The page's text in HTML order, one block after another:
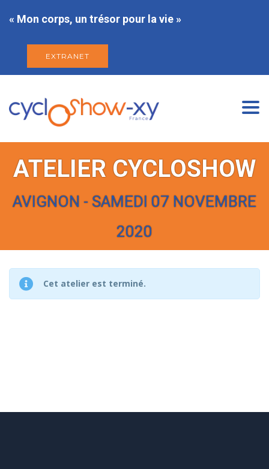
« Mon corps, un trésor pour la vie »
EXTRANET
ATELIER CYCLOSHOW
AVIGNON - SAMEDI 07 NOVEMBRE
2020
Cet atelier est terminé.